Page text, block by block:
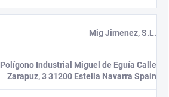
Mig Jimenez, S.L.
Polígono Industrial Miguel de Eguía Calle
Zarapuz, 3 31200 Estella Navarra Spain